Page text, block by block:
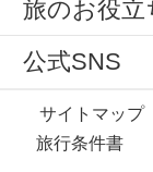
旅のお役立
公式SNS
サイトマップ
旅行条件書